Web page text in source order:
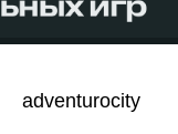
adventurocity